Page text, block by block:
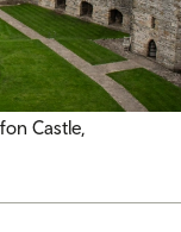
Castle,